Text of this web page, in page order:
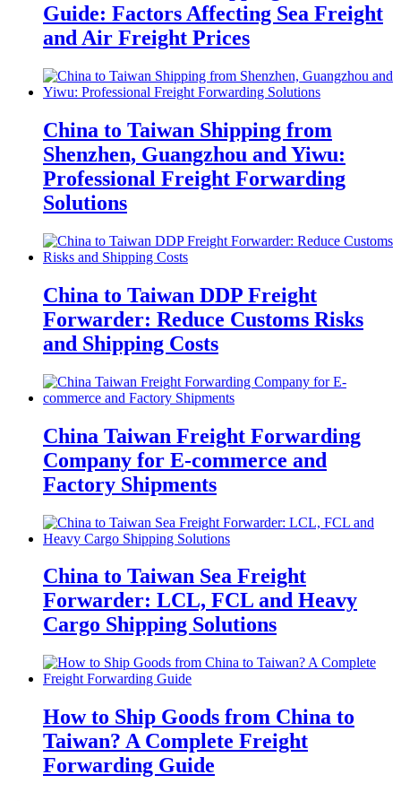
Guide: Factors Affecting Sea Freight
and Air Freight Prices
China to Taiwan Shipping from
Shenzhen, Guangzhou and Yiwu:
Professional Freight Forwarding
Solutions
China to Taiwan DDP Freight
Forwarder: Reduce Customs Risks
and Shipping Costs
China Taiwan Freight Forwarding
Company for E-commerce and
Factory Shipments
China to Taiwan Sea Freight
Forwarder: LCL, FCL and Heavy
Cargo Shipping Solutions
How to Ship Goods from China to
Taiwan? A Complete Freight
Forwarding Guide